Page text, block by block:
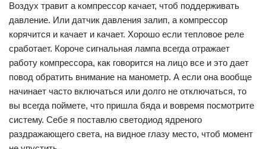
Воздух травит а компрессор качает, чтоб поддерживать
давление. Или датчик давления залип, а компрессор
корячится и качает и качает. Хорошо если тепловое реле
сработает. Короче сигнальная лампа всегда отражает
работу компрессора, как говорится на лицо все и это дает
повод обратить внимание на манометр. А если она вообще
начинает часто включаться или долго не отключаться, то
вы всегда поймете, что пришла бяда и вовремя посмотрите
систему. Себе я поставлю светодиод ядреного
раздражающего света, на видное глазу место, чтоб момент